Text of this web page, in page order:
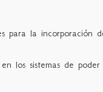
para la incorporación
los sistemas de